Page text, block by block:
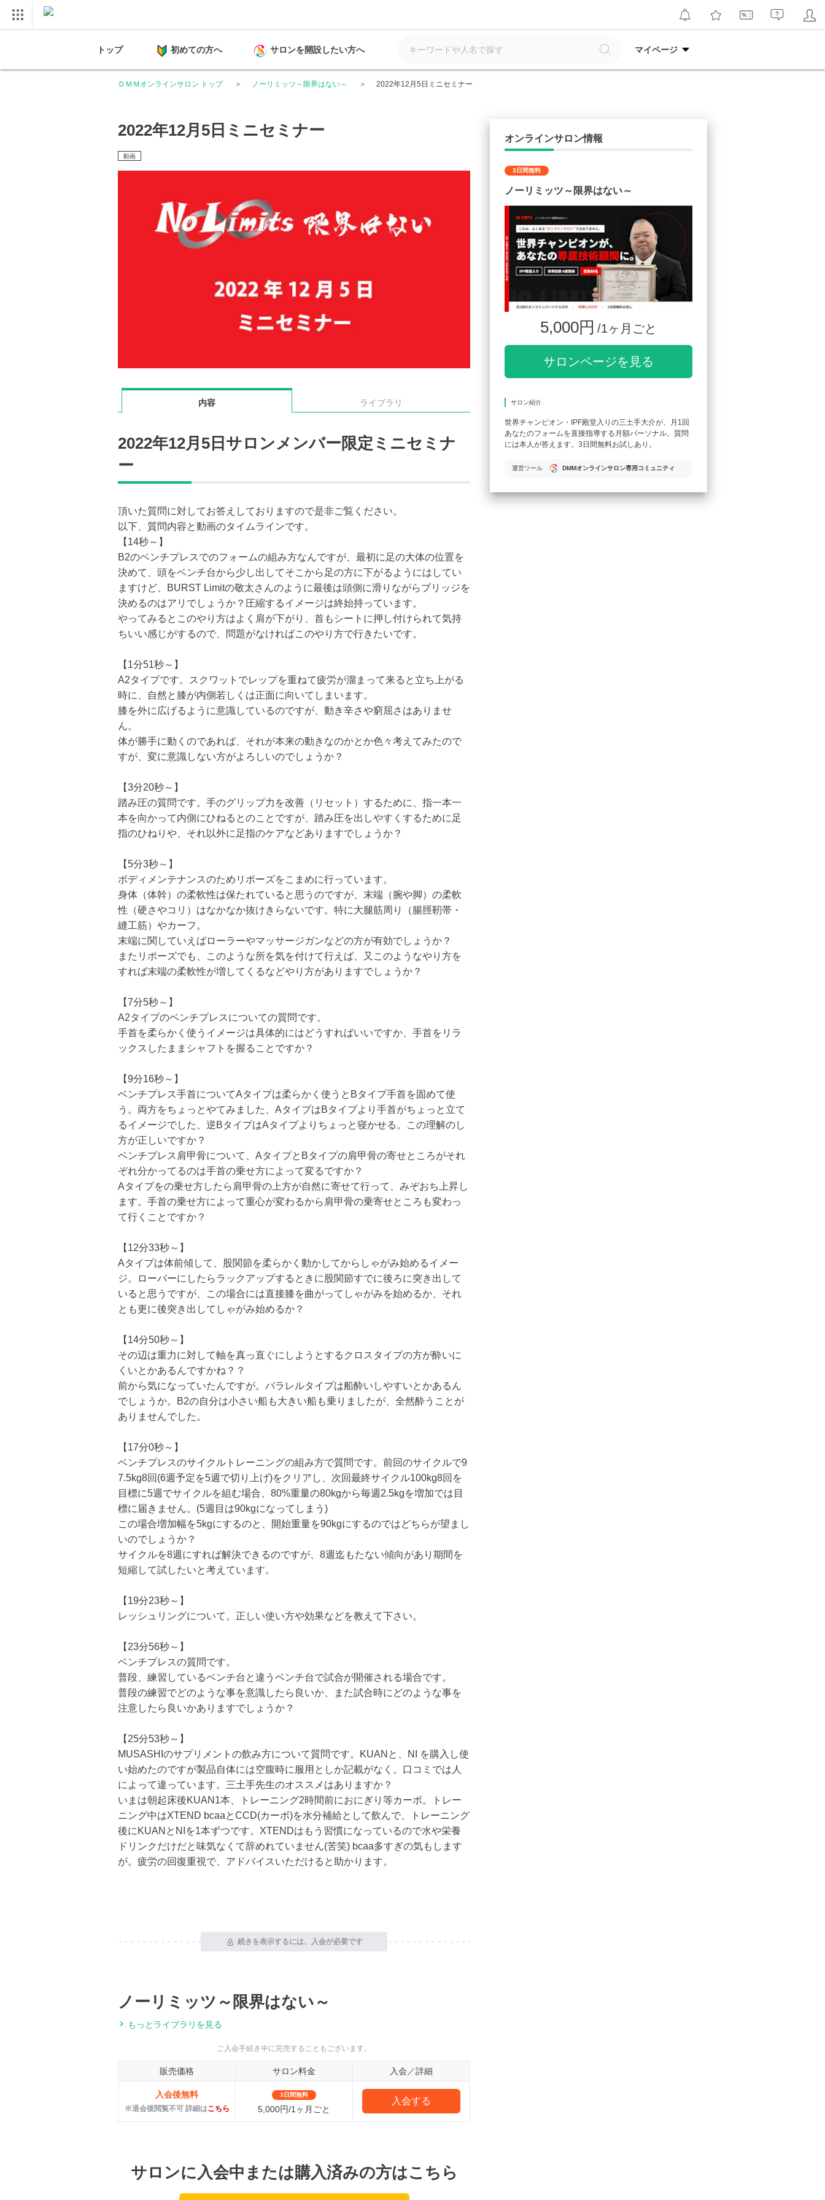
トップ 初めての方へ サロンを開設したい方へ マイページ
ＤＭＭオンラインサロン トップ ノーリミッツ～限界はない～ 2022年12月5日ミニセミナー
2022年12月5日ミニセミナー
動画
内容 ライブラリ
2022年12月5日サロンメンバー限定ミニセミナ
ー
頂いた質問に対してお答えしておりますので是非ご覧ください。
以下、質問内容と動画のタイムラインです。
【14秒～】
B2のベンチプレスでのフォームの組み方なんですが、最初に足の大体の位置を
決めて、頭をベンチ台から少し出してそこから足の方に下がるようにはしてい
ますけど、BURST Limitの敬太さんのように最後は頭側に滑りながらブリッジを
決めるのはアリでしょうか？圧縮するイメージは終始持っています。
やってみるとこのやり方はよく肩が下がり、首もシートに押し付けられて気持
ちいい感じがするので、問題がなければこのやり方で行きたいです。
【1分51秒～】
A2タイプです。スクワットでレップを重ねて疲労が溜まって来ると立ち上がる
時に、自然と膝が内側若しくは正面に向いてしまいます。
膝を外に広げるように意識しているのですが、動き辛さや窮屈さはありませ
ん。
体が勝手に動くのであれば、それが本来の動きなのかとか色々考えてみたので
すが、変に意識しない方がよろしいのでしょうか？
【3分20秒～】
踏み圧の質問です。手のグリップ力を改善（リセット）するために、指一本一
本を向かって内側にひねるとのことですが、踏み圧を出しやすくするために足
指のひねりや、それ以外に足指のケアなどありますでしょうか？
【5分3秒～】
ボディメンテナンスのためリポーズをこまめに行っています。
身体（体幹）の柔軟性は保たれていると思うのですが、末端（腕や脚）の柔軟
性（硬さやコリ）はなかなか抜けきらないです。特に大腿筋周り（腸脛靭帯・
縫工筋）やカーフ。
末端に関していえばローラーやマッサージガンなどの方が有効でしょうか？
またリポーズでも、このような所を気を付けて行えば、又このようなやり方を
すれば末端の柔軟性が増してくるなどやり方がありますでしょうか？
【7分5秒～】
A2タイプのベンチプレスについての質問です。
手首を柔らかく使うイメージは具体的にはどうすればいいですか、手首をリラ
ックスしたままシャフトを握ることですか？
【9分16秒～】
ベンチプレス手首についてAタイプは柔らかく使うとBタイプ手首を固めて使
う。両方をちょっとやてみました、AタイプはBタイプより手首がちょっと立て
るイメージでした、逆BタイプはAタイプよりちょっと寝かせる。この理解のし
方が正しいですか？
ベンチプレス肩甲骨について、AタイプとBタイプの肩甲骨の寄せところがそれ
ぞれ分かってるのは手首の乗せ方によって変るですか？
Aタイプをの乗せ方したら肩甲骨の上方が自然に寄せて行って、みぞおち上昇し
ます。手首の乗せ方によって重心が変わるから肩甲骨の乗寄せところも変わっ
て行くことですか？
【12分33秒～】
Aタイプは体前傾して、股関節を柔らかく動かしてからしゃがみ始めるイメー
ジ。ローバーにしたらラックアップするときに股関節すでに後ろに突き出して
いると思うですが、この場合には直接膝を曲がってしゃがみを始めるか、それ
とも更に後突き出してしゃがみ始めるか？
【14分50秒～】
その辺は重力に対して軸を真っ直ぐにしようとするクロスタイプの方が酔いに
くいとかあるんですかね？？
前から気になっていたんですが。パラレルタイプは船酔いしやすいとかあるん
でしょうか。B2の自分は小さい船も大きい船も乗りましたが、全然酔うことが
ありませんでした。
【17分0秒～】
ベンチプレスのサイクルトレーニングの組み方で質問です。前回のサイクルで9
7.5kg8回(6週予定を5週で切り上げ)をクリアし、次回最終サイクル100kg8回を
目標に5週でサイクルを組む場合、80%重量の80kgから毎週2.5kgを増加では目
標に届きません。(5週目は90kgになってしまう)
この場合増加幅を5kgにするのと、開始重量を90kgにするのではどちらが望まし
いのでしょうか？
サイクルを8週にすれば解決できるのですが、8週迄もたない傾向があり期間を
短縮して試したいと考えています。
【19分23秒～】
レッシュリングについて。正しい使い方や効果などを教えて下さい。
【23分56秒～】
ベンチプレスの質問です。
普段、練習しているベンチ台と違うベンチ台で試合が開催される場合です。
普段の練習でどのような事を意識したら良いか、また試合時にどのような事を
注意したら良いかありますでしょうか？
【25分53秒～】
MUSASHIのサプリメントの飲み方について質問です。KUANと、NI を購入し使
い始めたのですが製品自体には空腹時に服用としか記載がなく。口コミでは人
によって違っています。三土手先生のオススメはありますか？
いまは朝起床後KUAN1本、トレーニング2時間前におにぎり等カーボ。トレー
ニング中はXTEND bcaaとCCD(カーボ)を水分補給として飲んで、トレーニング
後にKUANとNIを1本ずつです。XTENDはもう習慣になっているので水や栄養
ドリンクだけだと味気なくて辞めれていません(苦笑) bcaa多すぎの気もします
が。疲労の回復重視で、アドバイスいただけると助かります。
続きを表示するには、入会が必要です
ノーリミッツ～限界はない～
もっとライブラリを見る
ご入会手続き中に完売することもございます。
販売価格 サロン料金 入会／詳細
入会後無料
※退会後閲覧不可 詳細はこちら
3日間無料
5,000円/1ヶ月ごと
入会する
サロンに入会中または購入済みの方はこちら
オンラインサロン情報
3日間無料
ノーリミッツ～限界はない～
5,000円 /1ヶ月ごと
サロンページを見る
サロン紹介
世界チャンピオン・IPF殿堂入りの三土手大介が、月1回
あなたのフォームを直接指導する月額パーソナル。質問
には本人が答えます。3日間無料お試しあり。
運営ツール DMMオンラインサロン専用コミュニティ